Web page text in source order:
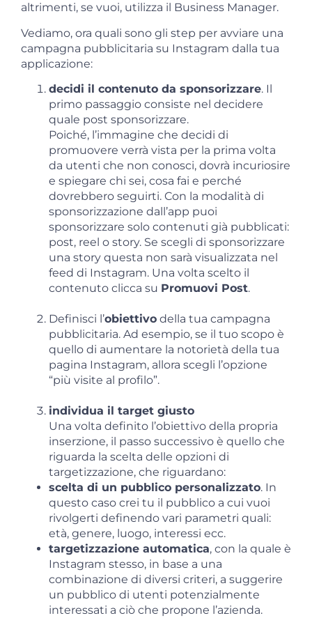
altrimenti, se vuoi, utilizza il Business Manager.
Vediamo, ora quali sono gli step per avviare una
campagna pubblicitaria su Instagram dalla tua
applicazione:
decidi il contenuto da sponsorizzare. Il
primo passaggio consiste nel decidere
quale post sponsorizzare.
Poiché, l’immagine che decidi di
promuovere verrà vista per la prima volta
da utenti che non conosci, dovrà incuriosire
e spiegare chi sei, cosa fai e perché
dovrebbero seguirti. Con la modalità di
sponsorizzazione dall’app puoi
sponsorizzare solo contenuti già pubblicati:
post, reel o story. Se scegli di sponsorizzare
una story questa non sarà visualizzata nel
feed di Instagram. Una volta scelto il
contenuto clicca su Promuovi Post.
Definisci l’obiettivo della tua campagna
pubblicitaria. Ad esempio, se il tuo scopo è
quello di aumentare la notorietà della tua
pagina Instagram, allora scegli l’opzione
“più visite al profilo”.
individua il target giusto
Una volta definito l’obiettivo della propria
inserzione, il passo successivo è quello che
riguarda la scelta delle opzioni di
targetizzazione, che riguardano:
scelta di un pubblico personalizzato. In
questo caso crei tu il pubblico a cui vuoi
rivolgerti definendo vari parametri quali:
età, genere, luogo, interessi ecc.
targetizzazione automatica, con la quale è
Instagram stesso, in base a una
combinazione di diversi criteri, a suggerire
un pubblico di utenti potenzialmente
interessati a ciò che propone l’azienda.